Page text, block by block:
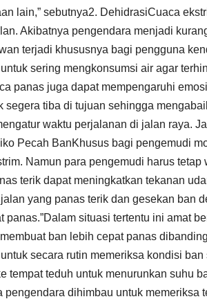
lain,” sebutnya2. DehidrasiCuaca
Akibatnya pengendara menjadi
terjadi khususnya bagi pengguna
sering mengkonsumsi air agar
panas juga dapat mempengaruhi
segera tiba di tujuan sehingga
waktu perjalanan di jalan raya.
Pecah BanKhusus bagi pengemudi
Namun para pengemudi harus
terik dapat meningkatkan tekanan
yang panas terik dan gesekan ban
panas.”Dalam situasi tertentu ini amat
ban lebih cepat panas
secara rutin memeriksa kondisi
tempat teduh untuk menurunkan suhu
pengendara dihimbau untuk